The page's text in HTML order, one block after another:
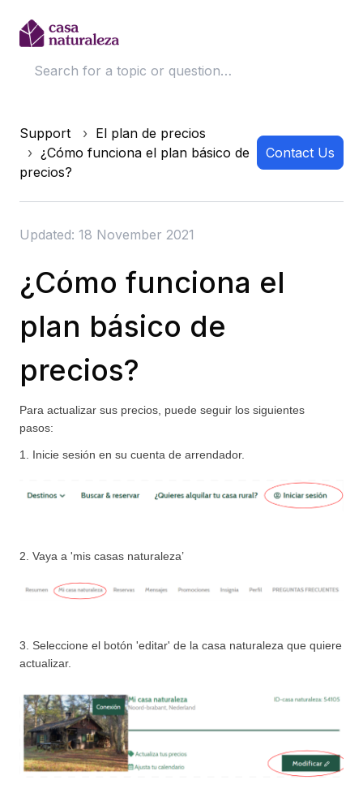
Support
El plan de precios
¿Cómo funciona el plan básico de
precios?
Contact Us
Updated: 18 November 2021
¿Cómo funciona el
plan básico de
precios?
Para actualizar sus precios, puede seguir los siguientes
pasos:
1. Inicie sesión en su cuenta de arrendador.
2. Vaya a 'mis casas naturaleza’
3. Seleccione el botón 'editar' de la casa naturaleza que quiere
actualizar.